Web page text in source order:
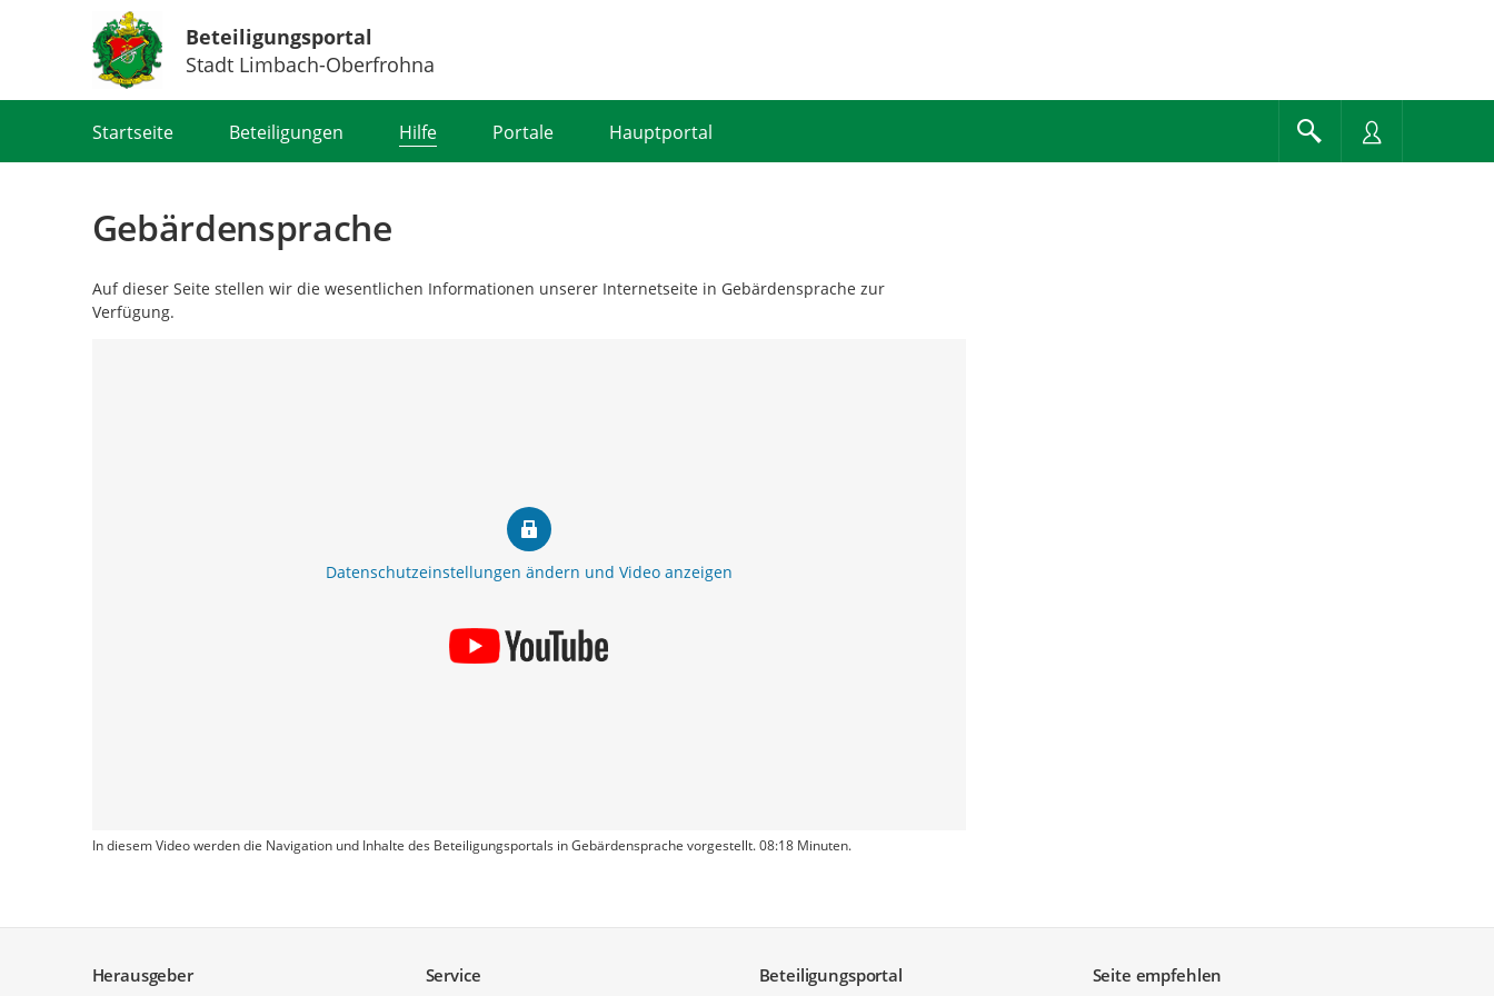
Beteiligungsportal
Stadt Limbach-Oberfrohna
Startseite Beteiligungen Hilfe Portale Hauptportal
Gebärdensprache
Auf dieser Seite stellen wir die wesentlichen Informationen unserer Internetseite in Gebärdensprache zur
Verfügung.
Datenschutzeinstellungen ändern und Video anzeigen
In diesem Video werden die Navigation und Inhalte des Beteiligungsportals in Gebärdensprache vorgestellt. 08:18 Minuten.
Herausgeber Service Beteiligungsportal Seite empfehlen